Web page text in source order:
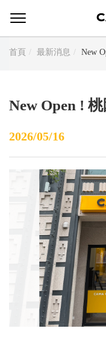
首頁 最新消息 New
New Open !
2026/05/16